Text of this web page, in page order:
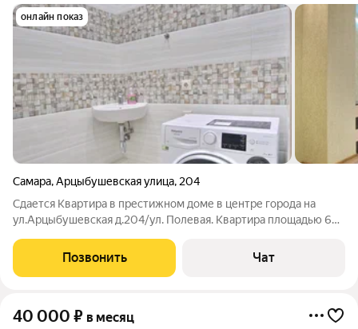
онлайн показ
Самара,Арцыбушевская улица, 204
Сдается Квартира в престижном доме в центре города на
ул.Арцыбушевская д.204/ул. Полевая. Квартира площадью 64
м2. Вся необходимая техника для квартиры имеется,
установлены кондиционеры,
Позвонить Чат
40 000 ₽ в месяц